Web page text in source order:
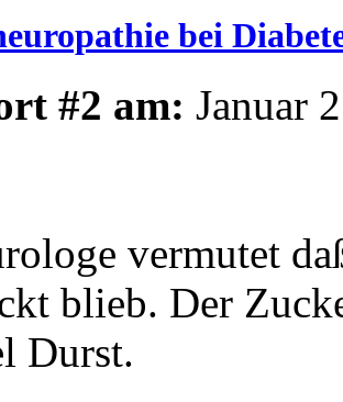
bei
#2 am: Januar
vermutet
blieb. Der
Durst.